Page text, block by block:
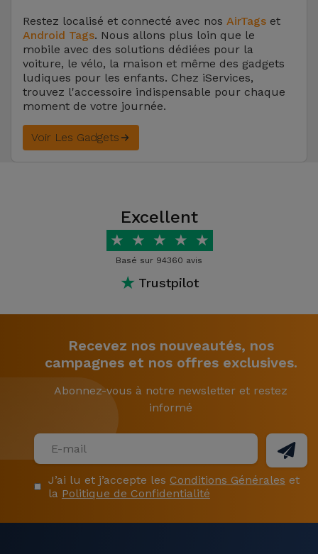
Restez localisé et connecté avec nos AirTags et
Android Tags. Nous allons plus loin que le
mobile avec des solutions dédiées pour la
voiture, le vélo, la maison et même des gadgets
ludiques pour les enfants. Chez iServices,
trouvez l'accessoire indispensable pour chaque
moment de votre journée.
Voir Les Gadgets
Excellent
★ ★ ★ ★ ★
Basé sur 94360 avis
★ Trustpilot
Recevez nos nouveautés, nos
campagnes et nos offres exclusives.
Abonnez-vous à notre newsletter et restez
informé
J’ai lu et j’accepte les Conditions Générales et
la Politique de Confidentialité